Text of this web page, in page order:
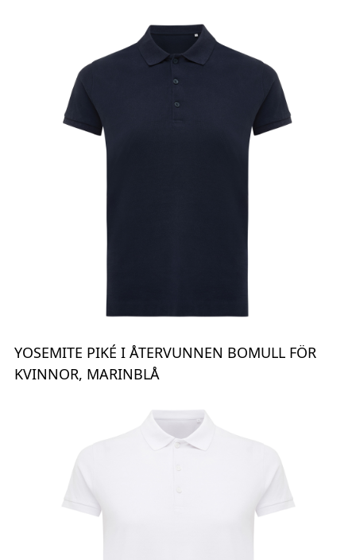
YOSEMITE PIKÉ I ÅTERVUNNEN BOMULL FÖR
KVINNOR, MARINBLÅ